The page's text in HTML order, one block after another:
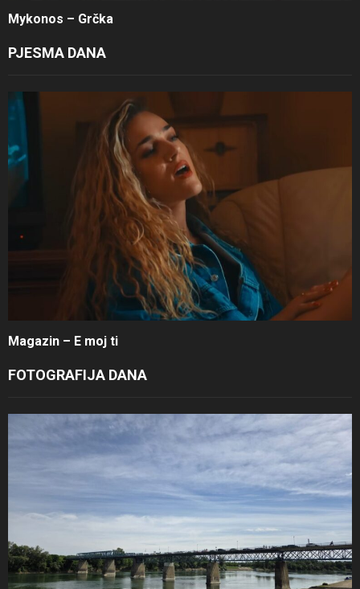
Mykonos – Grčka
PJESMA DANA
Magazin – E moj ti
FOTOGRAFIJA DANA